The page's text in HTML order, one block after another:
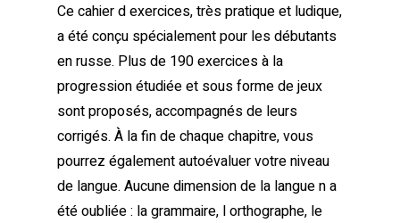
Ce cahier d exercices, très pratique et ludique,
a été conçu spécialement pour les débutants
en russe. Plus de 190 exercices à la
progression étudiée et sous forme de jeux
sont proposés, accompagnés de leurs
corrigés. À la fin de chaque chapitre, vous
pourrez également autoévaluer votre niveau
de langue. Aucune dimension de la langue n a
été oubliée : la grammaire, l orthographe, le